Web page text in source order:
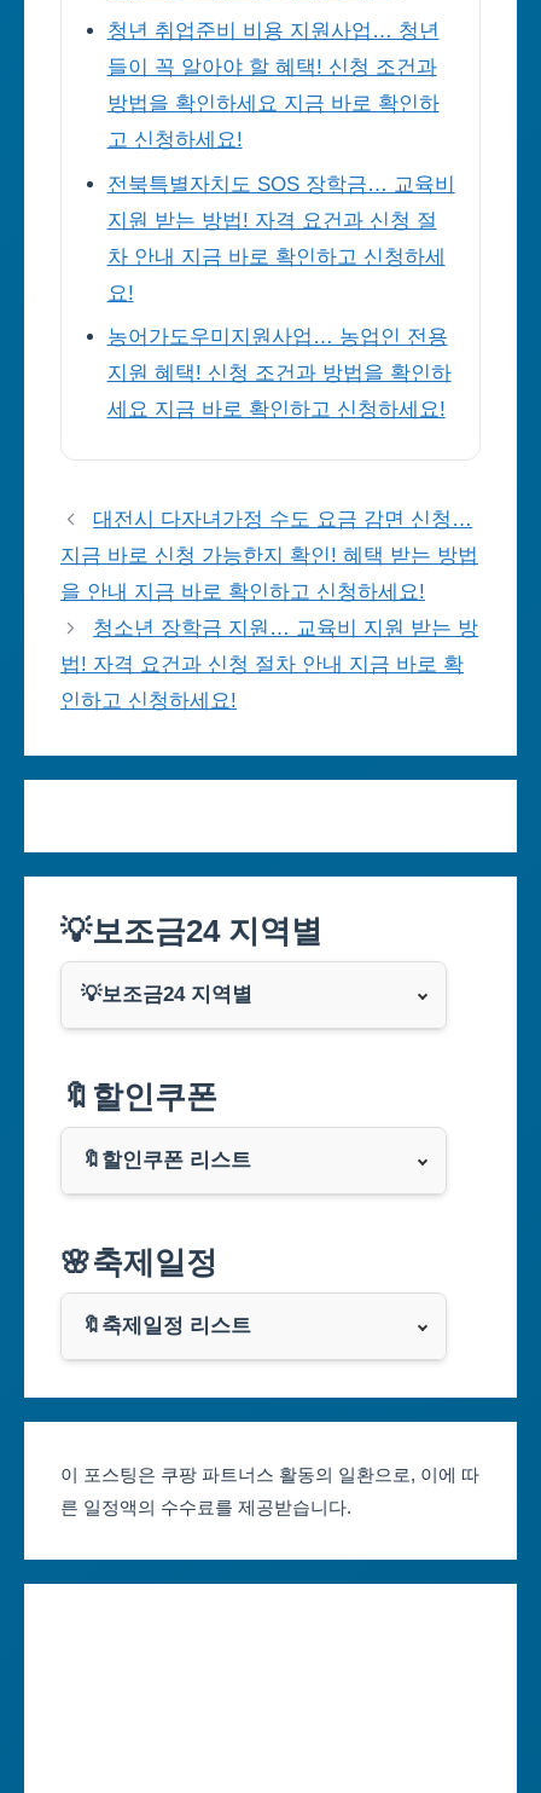
청년 취업준비 비용 지원사업… 청년
들이 꼭 알아야 할 혜택! 신청 조건과
방법을 확인하세요 지금 바로 확인하
고 신청하세요!
전북특별자치도 SOS 장학금… 교육비
지원 받는 방법! 자격 요건과 신청 절
차 안내 지금 바로 확인하고 신청하세
요!
농어가도우미지원사업… 농업인 전용
지원 혜택! 신청 조건과 방법을 확인하
세요 지금 바로 확인하고 신청하세요!
대전시 다자녀가정 수도 요금 감면 신청…
지금 바로 신청 가능한지 확인! 혜택 받는 방법
을 안내 지금 바로 확인하고 신청하세요!
청소년 장학금 지원… 교육비 지원 받는 방
법! 자격 요건과 신청 절차 안내 지금 바로 확
인하고 신청하세요!
💡보조금24 지역별
💡보조금24 지역별
부산광역시
대구광역시
인천광역시
광주광역시
대전광역시
🔖할인쿠폰
🔖할인쿠폰 리스트
쿠팡
클룩
🌸축제일정
🔖축제일정 리스트
대구축제 일정
인천축제 일정
이 포스팅은 쿠팡 파트너스 활동의 일환으로, 이에 따
른 일정액의 수수료를 제공받습니다.